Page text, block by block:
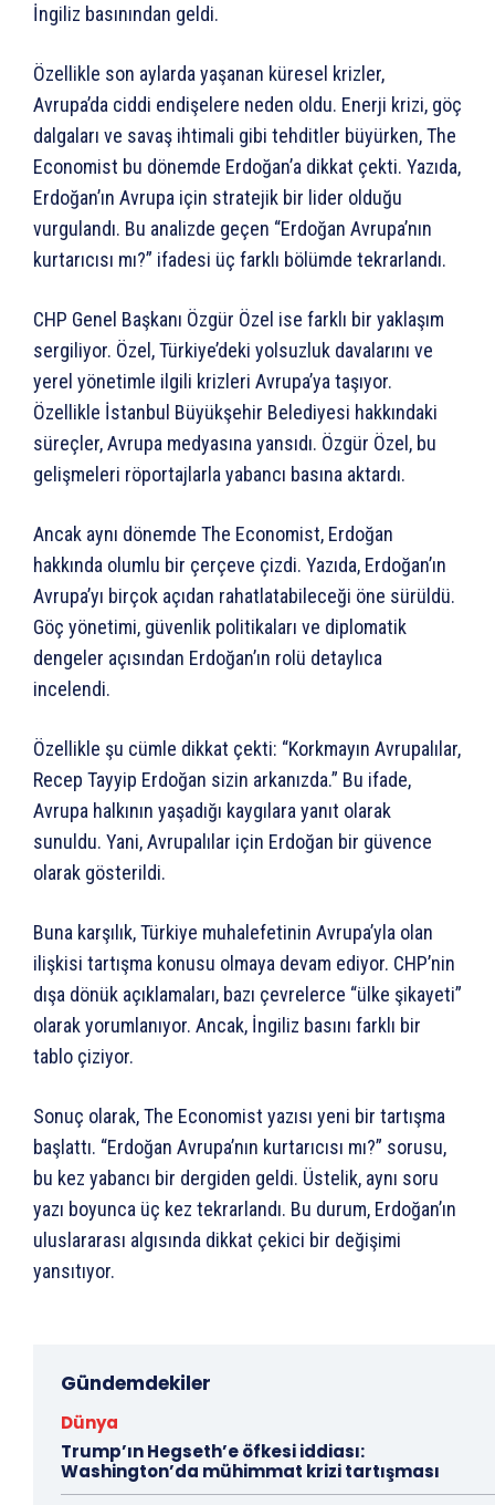
İngiliz basınından geldi.
Özellikle son aylarda yaşanan küresel krizler,
Avrupa’da ciddi endişelere neden oldu. Enerji krizi, göç
dalgaları ve savaş ihtimali gibi tehditler büyürken, The
Economist bu dönemde Erdoğan’a dikkat çekti. Yazıda,
Erdoğan’ın Avrupa için stratejik bir lider olduğu
vurgulandı. Bu analizde geçen “Erdoğan Avrupa’nın
kurtarıcısı mı?” ifadesi üç farklı bölümde tekrarlandı.
CHP Genel Başkanı Özgür Özel ise farklı bir yaklaşım
sergiliyor. Özel, Türkiye’deki yolsuzluk davalarını ve
yerel yönetimle ilgili krizleri Avrupa’ya taşıyor.
Özellikle İstanbul Büyükşehir Belediyesi hakkındaki
süreçler, Avrupa medyasına yansıdı. Özgür Özel, bu
gelişmeleri röportajlarla yabancı basına aktardı.
Ancak aynı dönemde The Economist, Erdoğan
hakkında olumlu bir çerçeve çizdi. Yazıda, Erdoğan’ın
Avrupa’yı birçok açıdan rahatlatabileceği öne sürüldü.
Göç yönetimi, güvenlik politikaları ve diplomatik
dengeler açısından Erdoğan’ın rolü detaylıca
incelendi.
Özellikle şu cümle dikkat çekti: “Korkmayın Avrupalılar,
Recep Tayyip Erdoğan sizin arkanızda.” Bu ifade,
Avrupa halkının yaşadığı kaygılara yanıt olarak
sunuldu. Yani, Avrupalılar için Erdoğan bir güvence
olarak gösterildi.
Buna karşılık, Türkiye muhalefetinin Avrupa’yla olan
ilişkisi tartışma konusu olmaya devam ediyor. CHP’nin
dışa dönük açıklamaları, bazı çevrelerce “ülke şikayeti”
olarak yorumlanıyor. Ancak, İngiliz basını farklı bir
tablo çiziyor.
Sonuç olarak, The Economist yazısı yeni bir tartışma
başlattı. “Erdoğan Avrupa’nın kurtarıcısı mı?” sorusu,
bu kez yabancı bir dergiden geldi. Üstelik, aynı soru
yazı boyunca üç kez tekrarlandı. Bu durum, Erdoğan’ın
uluslararası algısında dikkat çekici bir değişimi
yansıtıyor.
Gündemdekiler
Dünya
Trump’ın Hegseth’e öfkesi iddiası:
Washington’da mühimmat krizi tartışması